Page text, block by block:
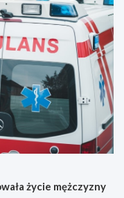
życie mężczyzny